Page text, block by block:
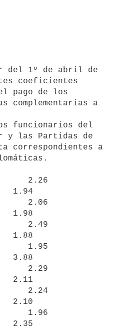
coeficientes
pago de los
complementarias a
funcionarios del
y las Partidas de
correspondientes a
2.26
1.94
2.06
1.98
2.49
1.88
1.95
3.88
2.29
2.11
2.24
2.10
1.96
2.35